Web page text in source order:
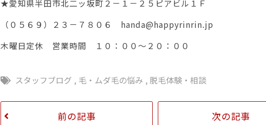
★愛知県半田市北二ッ坂町２－１－２５ピアビル１Ｆ
（０５６９）２３－７８０６ handa@happyrinrin.jp
木曜日定休 営業時間 １０：００～２０：００
スタッフブログ , 毛・ムダ毛の悩み , 脱毛体験・相談
前の記事 次の記事